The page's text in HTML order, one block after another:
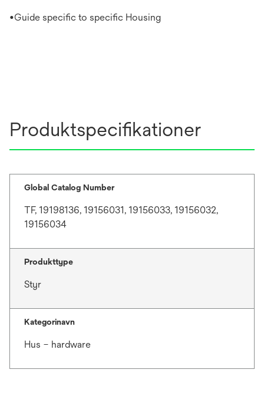
•Guide specific to specific Housing
Produktspecifikationer
Global Catalog Number
TF, 19198136, 19156031, 19156033, 19156032,
19156034
Produkttype
Styr
Kategorinavn
Hus – hardware